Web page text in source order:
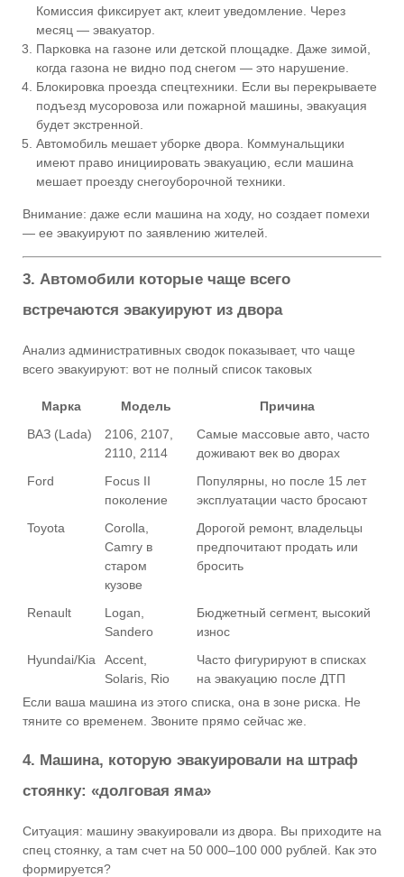
Комиссия фиксирует акт, клеит уведомление. Через
месяц — эвакуатор.
Парковка на газоне или детской площадке. Даже зимой,
когда газона не видно под снегом — это нарушение.
Блокировка проезда спецтехники. Если вы перекрываете
подъезд мусоровоза или пожарной машины, эвакуация
будет экстренной.
Автомобиль мешает уборке двора. Коммунальщики
имеют право инициировать эвакуацию, если машина
мешает проезду снегоуборочной техники.
Внимание: даже если машина на ходу, но создает помехи
— ее эвакуируют по заявлению жителей.
3. Автомобили которые чаще всего
встречаются эвакуируют из двора
Анализ административных сводок показывает, что чаще
всего эвакуируют: вот не полный список таковых
Марка Модель
Причина
ВАЗ (Lada)
2106, 2107,
2110, 2114
Самые массовые авто, часто
доживают век во дворах
Ford
Focus II
поколение
Популярны, но после 15 лет
эксплуатации часто бросают
Toyota
Corolla,
Camry в
старом
кузове
Дорогой ремонт, владельцы
предпочитают продать или
бросить
Renault
Logan,
Sandero
Бюджетный сегмент, высокий
износ
Hyundai/Kia
Accent,
Solaris, Rio
Часто фигурируют в списках
на эвакуацию после ДТП
Если ваша машина из этого списка, она в зоне риска. Не
тяните со временем. Звоните прямо сейчас же.
4. Машина, которую эвакуировали на штраф
стоянку: «долговая яма»
Ситуация: машину эвакуировали из двора. Вы приходите на
спец стоянку, а там счет на 50 000–100 000 рублей. Как это
формируется?